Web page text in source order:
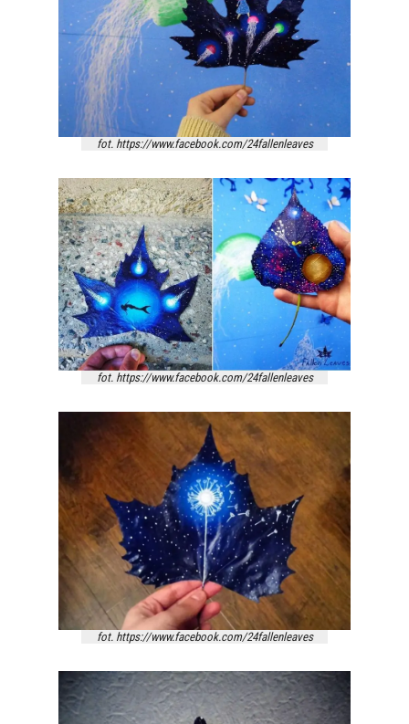
fot. https://www.facebook.com/24fallenleaves
fot. https://www.facebook.com/24fallenleaves
fot. https://www.facebook.com/24fallenleaves